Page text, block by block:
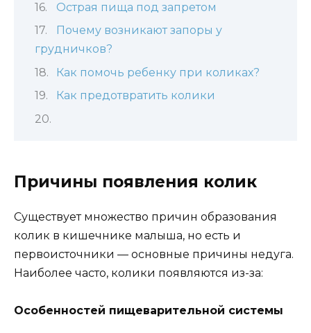
Острая пища под запретом
Почему возникают запоры у
грудничков?
Как помочь ребенку при коликах?
Как предотвратить колики
Причины появления колик
Существует множество причин образования
колик в кишечнике малыша, но есть и
первоисточники — основные причины недуга.
Наиболее часто, колики появляются из-за:
Особенностей пищеварительной системы